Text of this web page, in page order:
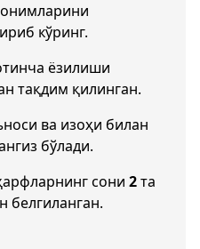
кўринг.
ёзилиши
тақдим қилинган.
ва изоҳи билан
бўлади.
сони 2та
белгиланган.